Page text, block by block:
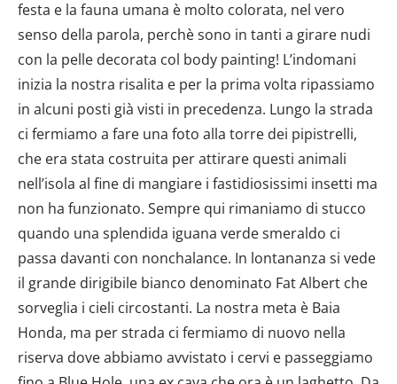
nostri partner che si occupano di analisi dei dati web,
pubblicità e social media, i quali potrebbero combinarle
con altre informazioni che hai fornito loro o che hanno
raccolto dal tuo utilizzo dei loro servizi.
festa e la fauna umana è molto colorata, nel vero
senso della parola, perchè sono in tanti a girare nudi
con la pelle decorata col body painting! L’indomani
inizia la nostra risalita e per la prima volta ripassiamo
in alcuni posti già visti in precedenza. Lungo la strada
ci fermiamo a fare una foto alla torre dei pipistrelli,
che era stata costruita per attirare questi animali
nell’isola al fine di mangiare i fastidiosissimi insetti ma
non ha funzionato. Sempre qui rimaniamo di stucco
quando una splendida iguana verde smeraldo ci
passa davanti con nonchalance. In lontananza si vede
il grande dirigibile bianco denominato Fat Albert che
sorveglia i cieli circostanti. La nostra meta è Baia
Honda, ma per strada ci fermiamo di nuovo nella
riserva dove abbiamo avvistato i cervi e passeggiamo